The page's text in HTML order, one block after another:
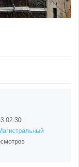
02:30